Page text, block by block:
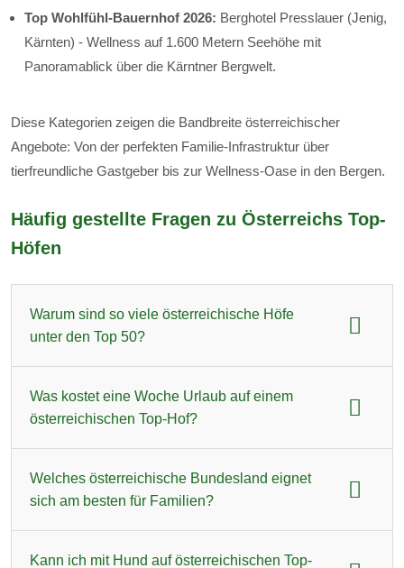
Top Wohlfühl-Bauernhof 2026: Berghotel Presslauer (Jenig,
Kärnten) - Wellness auf 1.600 Metern Seehöhe mit
Panoramablick über die Kärntner Bergwelt.
Diese Kategorien zeigen die Bandbreite österreichischer
Angebote: Von der perfekten Familie-Infrastruktur über
tierfreundliche Gastgeber bis zur Wellness-Oase in den Bergen.
Häufig gestellte Fragen zu Österreichs Top-
Höfen
Warum sind so viele österreichische Höfe
unter den Top 50?
Österreich profitiert von einer einzigartigen Kombination
mehrerer Faktoren: Die alpine Lage zwischen 800 und 1.500
bäuerlichen Gastfreundschaft, die in vielen Familien seit
Generationen gepflegt wird. Der Dachverband Urlaub am
Bauernhof hat zudem früh Qualitätsstandards etabliert.
Diese Mischung aus Naturschönheit, gelebter Tradition und
Was kostet eine Woche Urlaub auf einem
österreichischen Top-Hof?
Der Durchschnittspreis für eine Familienwoche mit zwei
Erwachsenen und zwei Kindern liegt bei 1.290 Euro
Welches österreichische Bundesland eignet
sich am besten für Familien?
Salzburg dominiert mit 10 ausgezeichneten Höfen das
Kann ich mit Hund auf österreichischen Top-